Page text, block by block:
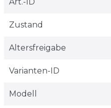
Zustand
Altersfreigabe
Varianten-ID
Modell